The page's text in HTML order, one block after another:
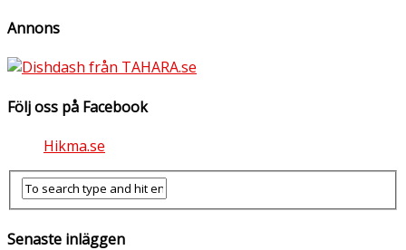
Annons
Följ oss på Facebook
Hikma.se
Senaste inläggen